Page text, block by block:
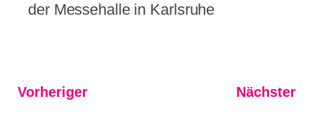
der Messehalle in Karlsruhe
Vorheriger Nächster